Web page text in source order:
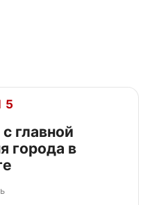
5
главной
города в